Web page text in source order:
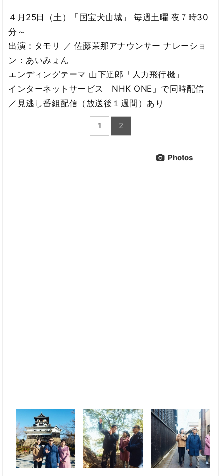
４月25日（土）「国宝犬山城」 毎週土曜 夜７時30
分～
出演：タモリ ／ 佐藤茉那アナウンサー ナレーショ
ン：あいみょん
エンディングテーマ 山下達郎「人力飛行機」
インターネットサービス「NHK ONE」で同時配信
／見逃し番組配信（放送後１週間）あり
1 2
Photos